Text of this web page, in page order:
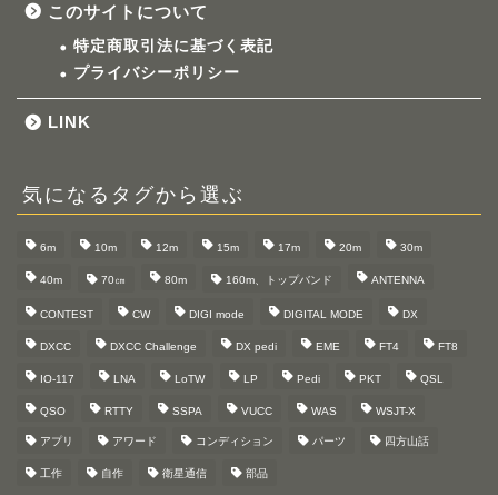
このサイトについて
特定商取引法に基づく表記
プライバシーポリシー
LINK
気になるタグから選ぶ
6m 10m 12m 15m 17m 20m 30m
40m 70㎝ 80m 160m、トップバンド ANTENNA
CONTEST CW DIGI mode DIGITAL MODE DX
DXCC DXCC Challenge DX pedi EME FT4 FT8
IO-117 LNA LoTW LP Pedi PKT QSL
QSO RTTY SSPA VUCC WAS WSJT-X
アプリ アワード コンディション パーツ 四方山話
工作 自作 衛星通信 部品